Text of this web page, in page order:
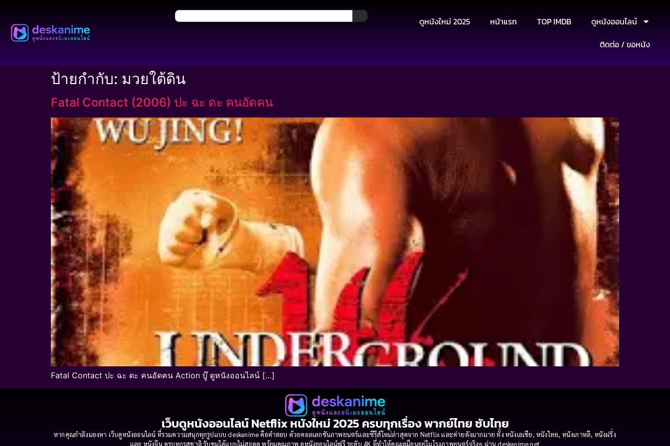
ดูหนังใหม่ 2025 หน้าแรก TOP IMDB
ดูหนังออนไลน์
ติดต่อ / ขอหนัง
ป้ายกำกับ: มวยใต้ดิน
Fatal Contact (2006) ปะ ฉะ ดะ คนอัดคน
Fatal Contact ปะ ฉะ ดะ คนอัดคน Action บู๊ ดูหนังออนไลน์ […]
เว็บดูหนังออนไลน์ Netflix หนังใหม่ 2025 ครบทุกเรื่อง พากย์ไทย ซับไทย
หากคุณกำลังมองหา เว็บดูหนังออนไลน์ ที่รวมความสนุกทุกรูปแบบ deskanime คือคำตอบ ด้วยคอลเลกชันภาพยนตร์และซีรีส์ใหม่ล่าสุดจาก Netflix และค่ายดังมากมาย ทั้ง หนังเอเชีย, หนังไทย, หนังเกาหลี, หนังฝรั่ง
และ หนังจีน ครบทุกรสชาติ รับชมได้แบบไม่สะดุด พร้อมคุณภาพ ดูหนังออนไลน์ฟรี ระดับ 4K ที่ทำให้คุณเหมือนอยู่ในโรงภาพยนตร์จริงๆ ผ่าน deskanime.net